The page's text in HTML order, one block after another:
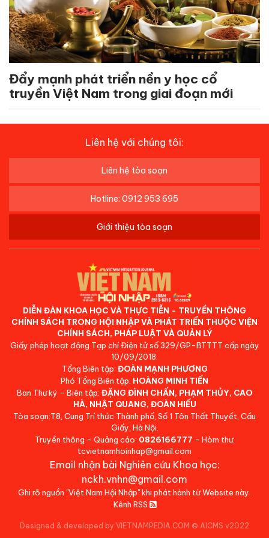
Đẩy mạnh phát triển nền y học cổ
truyền Việt Nam trong giai đoạn mới
Liên hệ với chúng tôi:
Liên hệ tòa soạn
Hotline: 0912 953 695
Giới thiệu tòa soạn
DIỄN ĐÀN KHOA HỌC VÀ THỰC TIỄN - TRUYỀN THÔNG
CHÍNH SÁCH TRONG HỘI NHẬP VÀ PHÁT TRIỂN THUỘC VIỆN
CHÍNH SÁCH, PHÁP LUẬT VÀ QUẢN LÝ
Giấy phép hoạt động Tạp chí Điện tử số 329/GP-BTTTT cấp ngày
10/09/2018.
Tổng Biên tập: ĐOÀN MẠNH PHƯƠNG
Phó Tổng Biên tập: HOÀNG MINH TIẾN
Ban Thư ký - Biên tập: ĐẶNG ĐÌNH CHẤN, PHẠM THỦY, CAO
HÀ, NHẬT QUANG, ĐOÀN HIẾU
Tòa soạn:T8, Cung Trí thức Thành phố, Số 1 Tôn Thất Thuyết, Cầu
Giấy, Hà Nội.
Truyền thông - Quảng cáo: 0826166777 - Hòm thư:
tcvietnamhoinhap@gmail.com
Email nhận bài Nghiên cứu Khoa học:
nckh.vnhn@gmail.com
Ghi rõ nguồn "Việt Nam Hội Nhập" khi phát hành từ Website này.
Kênh RSS
Designed & developed by VIETNAMPEDIA.COM © AICMS v2022